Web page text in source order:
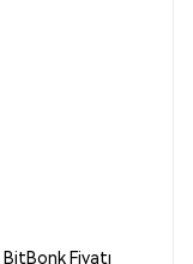
BitBonk Fiyatı